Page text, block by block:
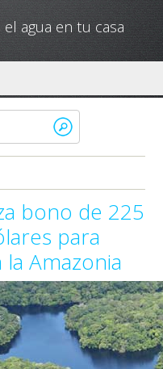
agua en tu casa
bono de 225
para
Amazonia